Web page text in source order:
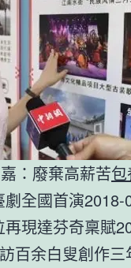
：廢棄高薪苦
全國首演
現達芬奇稟賦
百余白叟創作三